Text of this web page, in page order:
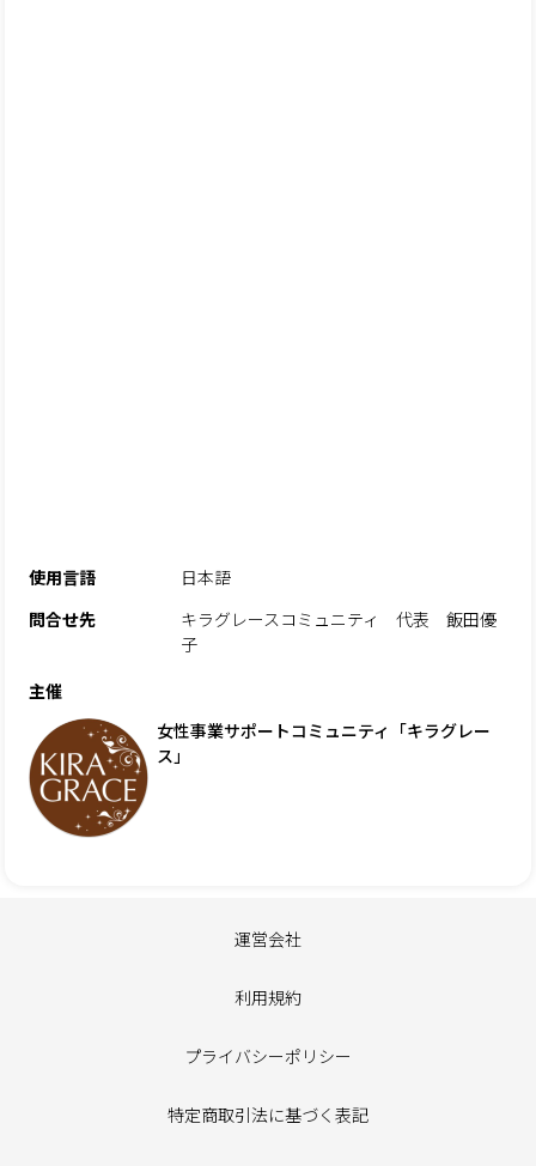
使用言語
日本語
問合せ先
キラグレースコミュニティ 代表 飯田優
子
主催
女性事業サポートコミュニティ「キラグレー
ス」
運営会社
利用規約
プライバシーポリシー
特定商取引法に基づく表記